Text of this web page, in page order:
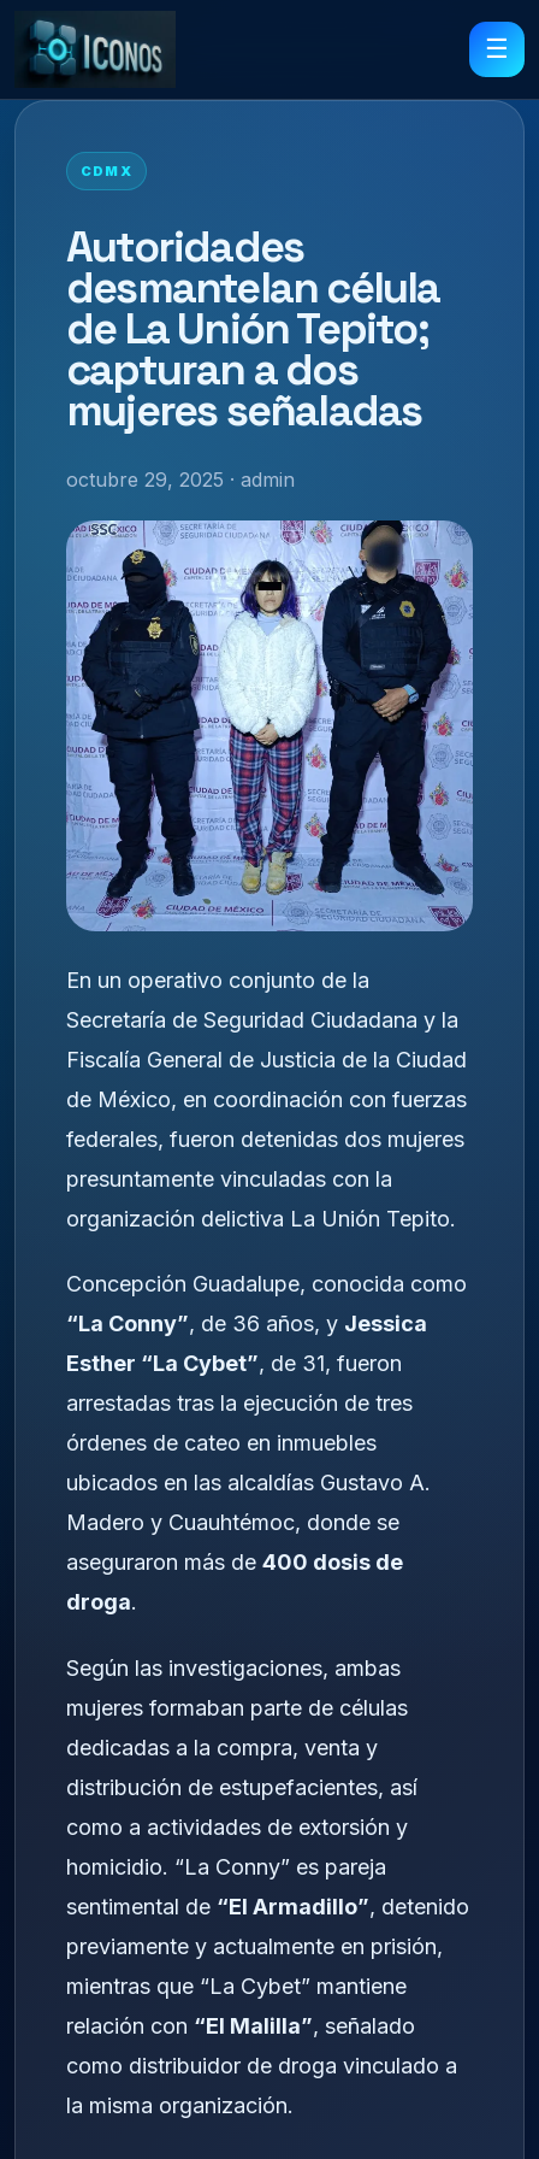
☰
CDMX
Autoridades
desmantelan célula
de La Unión Tepito;
capturan a dos
mujeres señaladas
octubre 29, 2025 · admin
En un operativo conjunto de la
Secretaría de Seguridad Ciudadana y la
Fiscalía General de Justicia de la Ciudad
de México, en coordinación con fuerzas
federales, fueron detenidas dos mujeres
presuntamente vinculadas con la
organización delictiva La Unión Tepito.
Concepción Guadalupe, conocida como
“La Conny”, de 36 años, y Jessica
Esther “La Cybet”, de 31, fueron
arrestadas tras la ejecución de tres
órdenes de cateo en inmuebles
ubicados en las alcaldías Gustavo A.
Madero y Cuauhtémoc, donde se
aseguraron más de 400 dosis de
droga.
Según las investigaciones, ambas
mujeres formaban parte de células
dedicadas a la compra, venta y
distribución de estupefacientes, así
como a actividades de extorsión y
homicidio. “La Conny” es pareja
sentimental de “El Armadillo”, detenido
previamente y actualmente en prisión,
mientras que “La Cybet” mantiene
relación con “El Malilla”, señalado
como distribuidor de droga vinculado a
la misma organización.